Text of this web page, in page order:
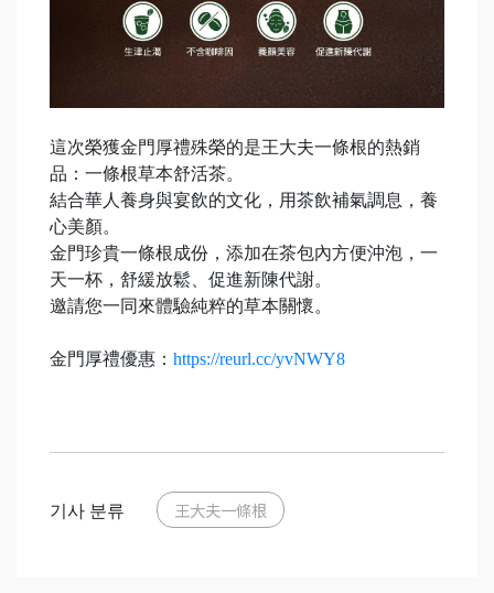
這次榮獲金門厚禮殊榮的是王大夫一條根的熱銷
品：一條根草本舒活茶。
結合華人養身與宴飲的文化，用茶飲補氣調息，養
心美顏。
金門珍貴一條根成份，添加在茶包內方便沖泡，一
天一杯，舒緩放鬆、促進新陳代謝。
邀請您一同來體驗純粹的草本關懷。
金門厚禮優惠： https://reurl.cc/yvNWY8
기사 분류 王大夫一條根